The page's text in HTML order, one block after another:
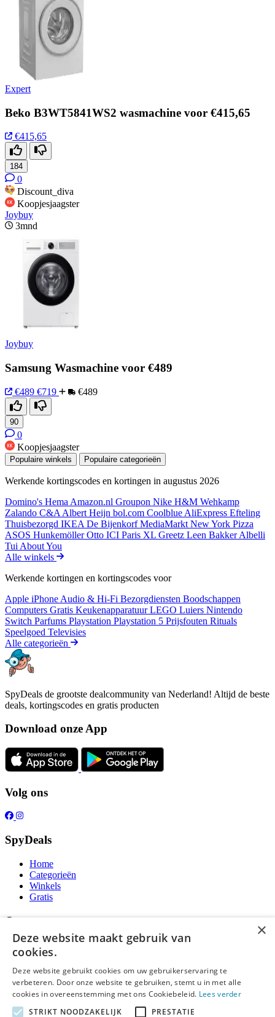
Expert
Beko B3WT5841WS2 wasmachine voor €415,65
€415,65
184
0
Discount_diva
Koopjesjaagster
Joybuy
3mnd
Joybuy
Samsung Wasmachine voor €489
€489 €719 €489
90
0
Koopjesjaagster
Populaire winkels Populaire categorieën
Werkende kortingscodes en kortingen in augustus 2026
Domino's Hema Amazon.nl Groupon Nike H&M Wehkamp
Zalando C&A Albert Heijn bol.com Coolblue AliExpress Efteling
Thuisbezorgd IKEA De BijenkorfMediaMarkt New York Pizza
ASOS HunkemöllerOtto ICI Paris XL Greetz Leen BakkerAlbelli
Tui About You
Alle winkels
Werkende kortingen en kortingscodes voor
Apple iPhone Audio & Hi-Fi Bezorgdiensten Boodschappen
Computers Gratis KeukenapparatuurLEGO Luiers Nintendo
Switch Parfums Playstation Playstation 5 Prijsfouten Rituals
Speelgoed Televisies
Alle categorieën
SpyDeals de grootste dealcommunity van Nederland! Altijd de beste
deals, kortingscodes en gratis producten
Download onze App
Volg ons
SpyDeals
Home
Categorieën
Winkels
Gratis
Over ons
Over ons
Contact
Publicatieregels
Legal
Privacy
×
Deze website maakt gebruik van
cookies.
Deze website gebruikt cookies om uw gebruikerservaring te
verbeteren. Door onze website te gebruiken, stemt u in met alle
cookies in overeenstemming met ons Cookiebeleid. Lees verder
STRIKT NOODZAKELIJK
PRESTATIE